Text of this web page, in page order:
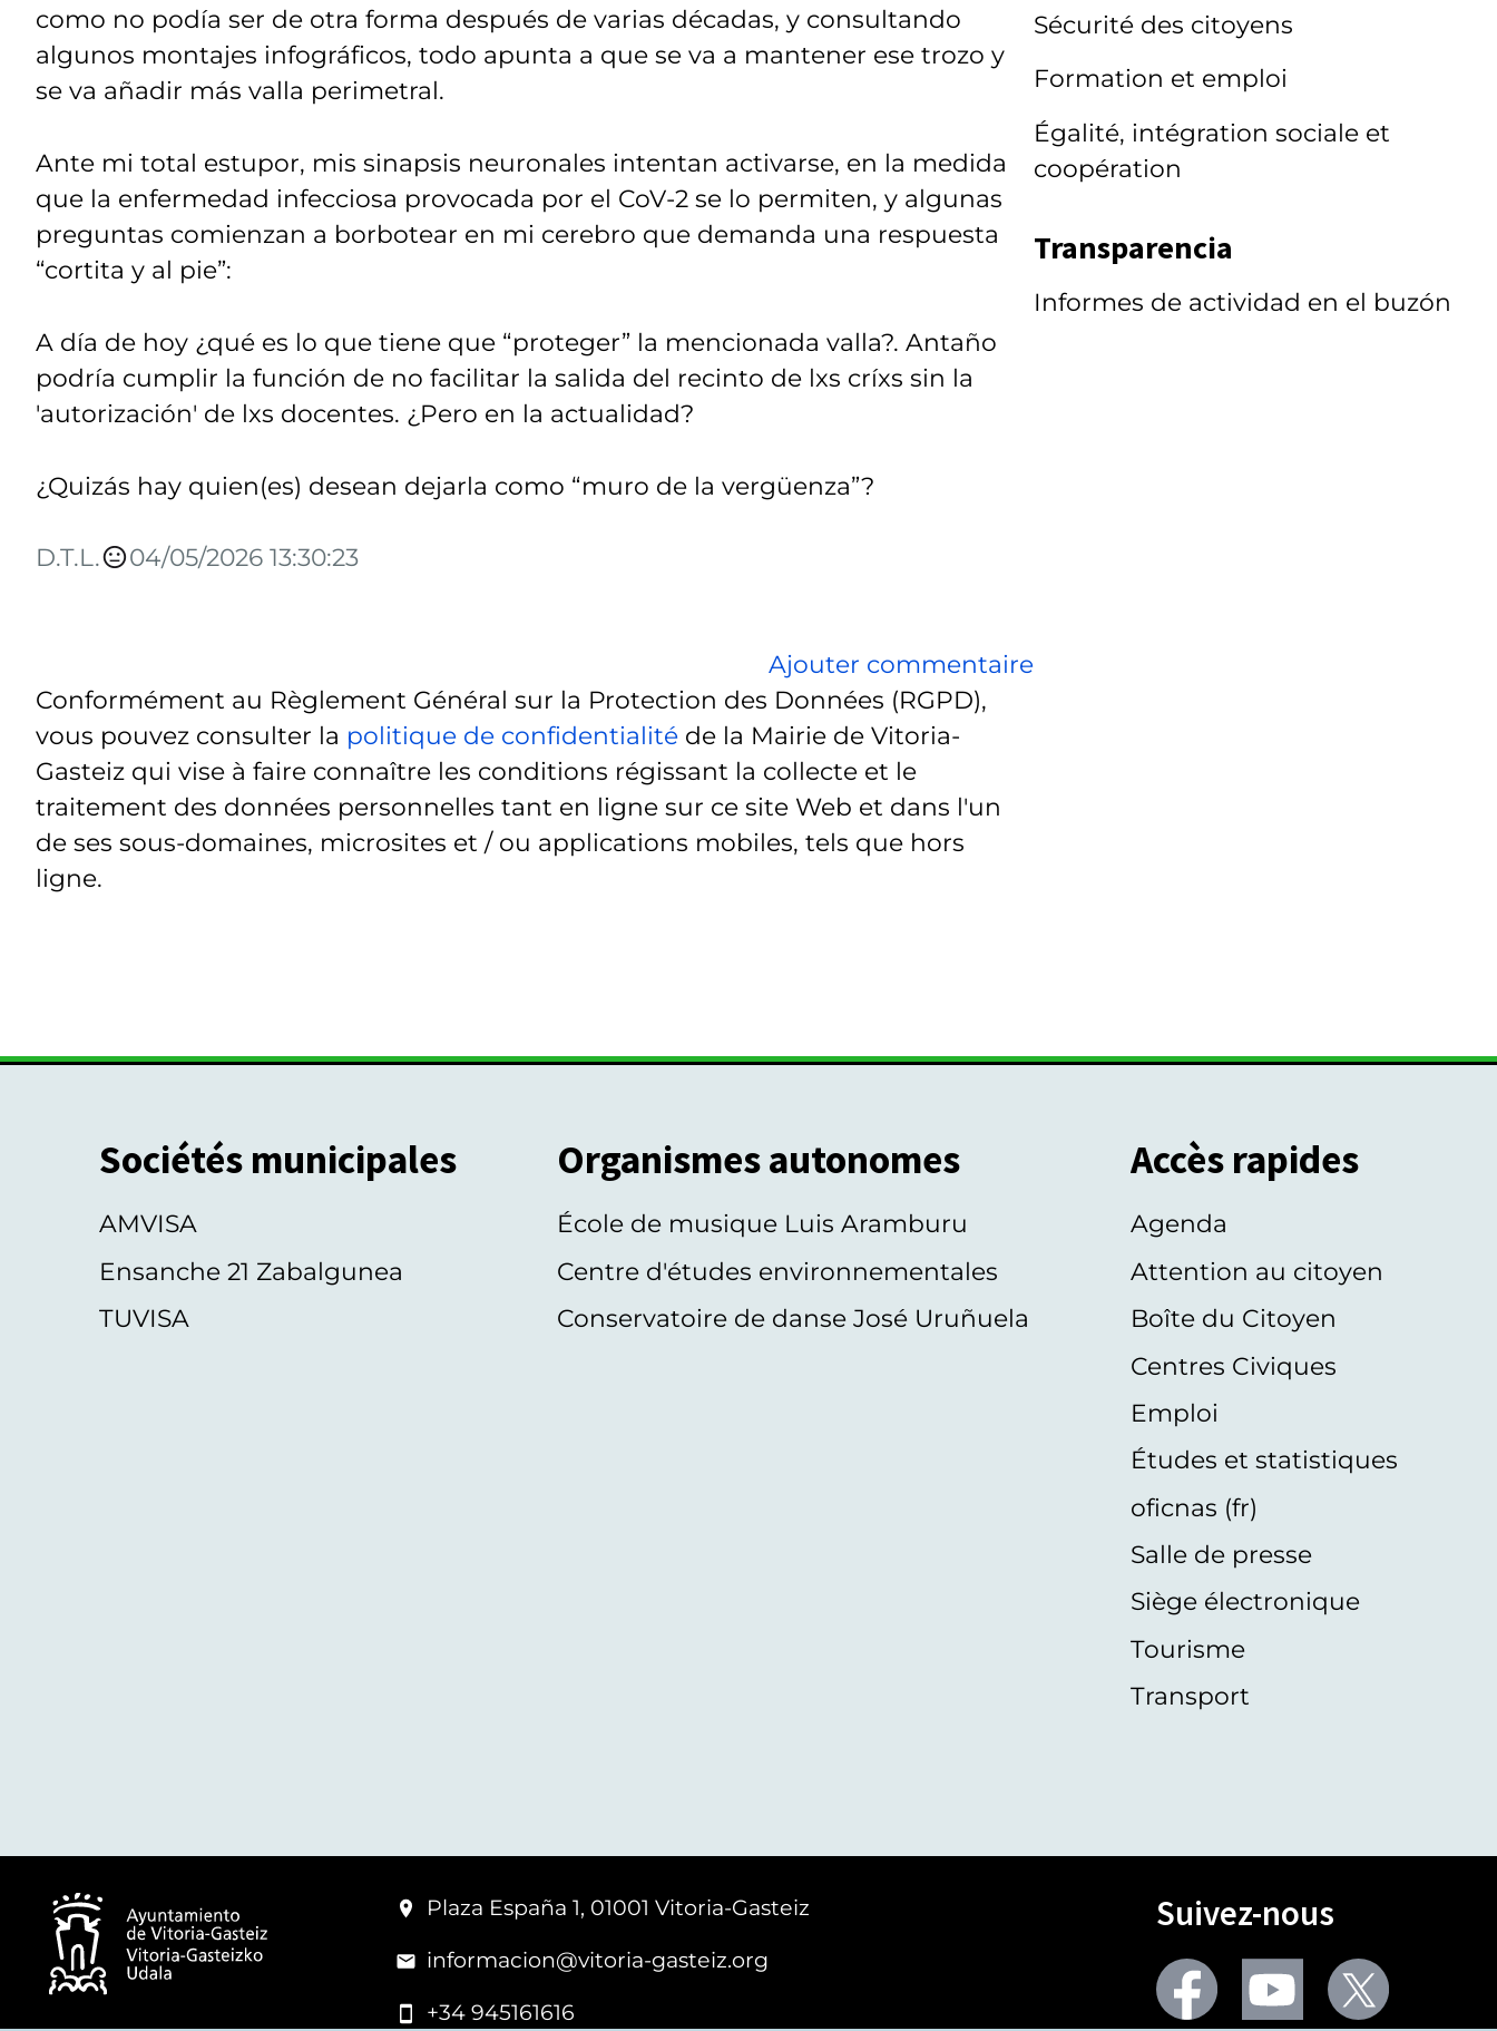
como no podía ser de otra forma después de varias décadas, y consultando
algunos montajes infográficos, todo apunta a que se va a mantener ese trozo y
se va añadir más valla perimetral.
Ante mi total estupor, mis sinapsis neuronales intentan activarse, en la medida
que la enfermedad infecciosa provocada por el CoV-2 se lo permiten, y algunas
preguntas comienzan a borbotear en mi cerebro que demanda una respuesta
“cortita y al pie”:
A día de hoy ¿qué es lo que tiene que “proteger” la mencionada valla?. Antaño
podría cumplir la función de no facilitar la salida del recinto de lxs críxs sin la
'autorización' de lxs docentes. ¿Pero en la actualidad?
¿Quizás hay quien(es) desean dejarla como “muro de la vergüenza”?
D.T.L. 04/05/2026 13:30:23
Ajouter commentaire
Conformément au Règlement Général sur la Protection des Données (RGPD),
vous pouvez consulter la politique de confidentialité de la Mairie de Vitoria-
Gasteiz qui vise à faire connaître les conditions régissant la collecte et le
traitement des données personnelles tant en ligne sur ce site Web et dans l'un
de ses sous-domaines, microsites et / ou applications mobiles, tels que hors
ligne.
Sécurité des citoyens
Formation et emploi
Égalité, intégration sociale et
coopération
Transparencia
Informes de actividad en el buzón
Sociétés municipales
AMVISA
Ensanche 21 Zabalgunea
TUVISA
Organismes autonomes
École de musique Luis Aramburu
Centre d'études environnementales
Conservatoire de danse José Uruñuela
Accès rapides
Agenda
Attention au citoyen
Boîte du Citoyen
Centres Civiques
Emploi
Études et statistiques
oficnas (fr)
Salle de presse
Siège électronique
Tourisme
Transport
Plaza España 1, 01001 Vitoria-Gasteiz
informacion@vitoria-gasteiz.org
+34 945161616
Suivez-nous
Facebook Youtube